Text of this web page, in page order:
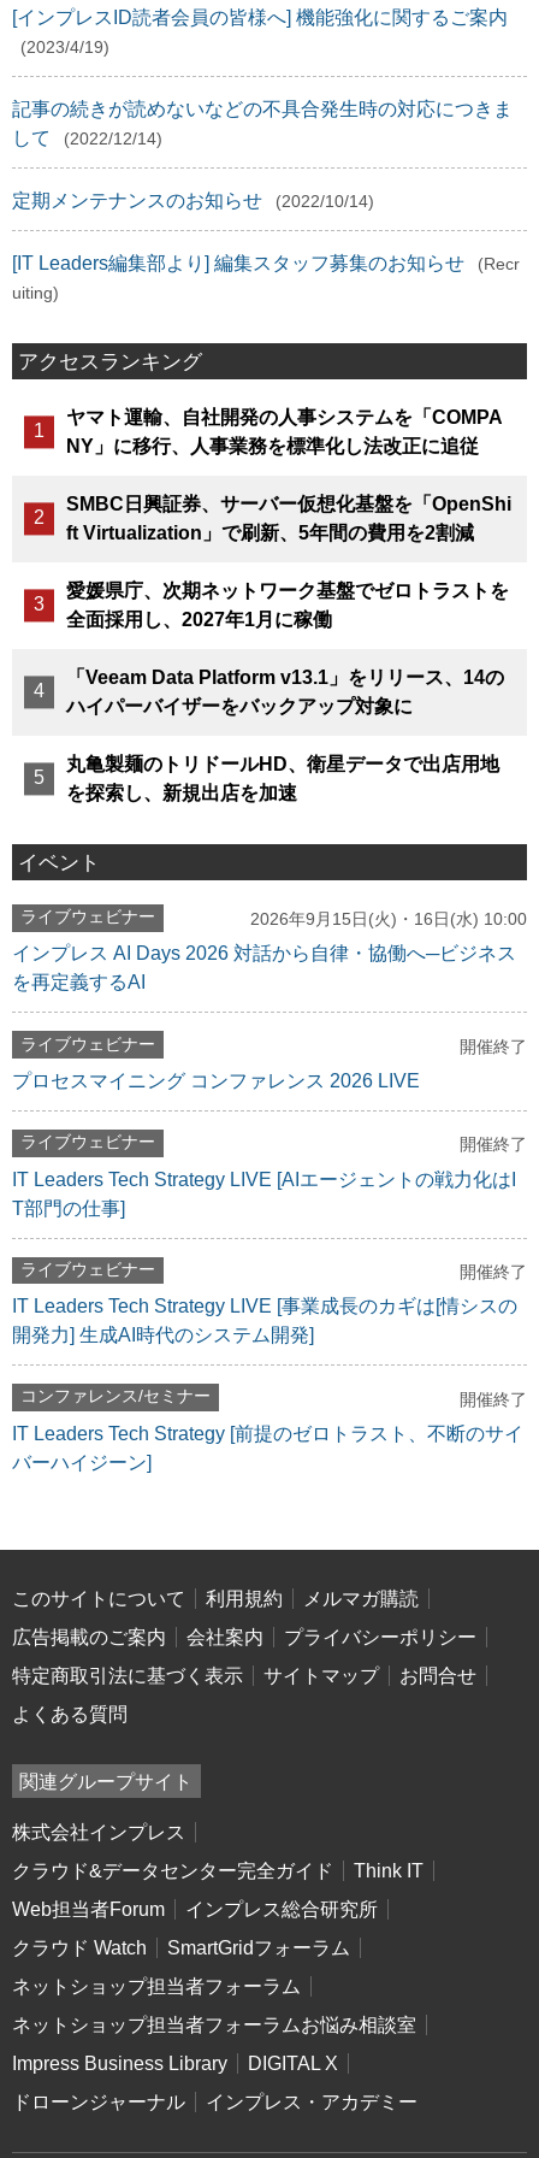
[インプレスID読者会員の皆様へ] 機能強化に関するご案内
(2023/4/19)
記事の続きが読めないなどの不具合発生時の対応につきま
して
(2022/12/14)
定期メンテナンスのお知らせ (2022/10/14)
[IT Leaders編集部より] 編集スタッフ募集のお知らせ
(Recr
uiting)
アクセスランキング
ヤマト運輸、自社開発の人事システムを「COMPA
NY」に移行、人事業務を標準化し法改正に追従
SMBC日興証券、サーバー仮想化基盤を「OpenShi
ft Virtualization」で刷新、5年間の費用を2割減
愛媛県庁、次期ネットワーク基盤でゼロトラストを
全面採用し、2027年1月に稼働
「Veeam Data Platform v13.1」をリリース、14の
ハイパーバイザーをバックアップ対象に
丸亀製麺のトリドールHD、衛星データで出店用地
を探索し、新規出店を加速
イベント
ライブウェビナー 2026年9月15日(火)・16日(水) 10:00
インプレス AI Days 2026 対話から自律・協働へ─ビジネス
を再定義するAI
ライブウェビナー 開催終了
プロセスマイニング コンファレンス 2026 LIVE
ライブウェビナー 開催終了
IT Leaders Tech Strategy LIVE [AIエージェントの戦力化はI
T部門の仕事]
ライブウェビナー 開催終了
IT Leaders Tech Strategy LIVE [事業成長のカギは[情シスの
開発力] 生成AI時代のシステム開発]
コンファレンス/セミナー 開催終了
IT Leaders Tech Strategy [前提のゼロトラスト、不断のサイ
バーハイジーン]
このサイトについて 利用規約
メルマガ購読
広告掲載のご案内
会社案内
プライバシーポリシー
特定商取引法に基づく表示
サイトマップ
お問合せ
よくある質問
関連グループサイト
株式会社インプレス
クラウド&データセンター完全ガイド
Think IT
Web担当者Forum
インプレス総合研究所
クラウド Watch
SmartGridフォーラム
ネットショップ担当者フォーラム
ネットショップ担当者フォーラムお悩み相談室
Impress Business Library
DIGITAL X
ドローンジャーナル
インプレス・アカデミー